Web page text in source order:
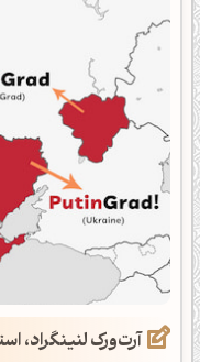
آرت‌ورک لنینگراد،